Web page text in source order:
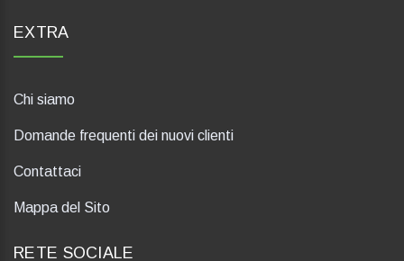
EXTRA
Chi siamo
Domande frequenti dei nuovi clienti
Contattaci
Mappa del Sito
RETE SOCIALE